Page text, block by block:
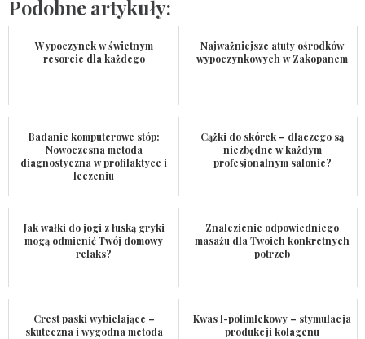
Podobne artykuły:
Wypoczynek w świetnym
resorcie dla każdego
Najważniejsze atuty ośrodków
wypoczynkowych w Zakopanem
Badanie komputerowe stóp:
Nowoczesna metoda
diagnostyczna w profilaktyce i
leczeniu
Cążki do skórek – dlaczego są
niezbędne w każdym
profesjonalnym salonie?
Jak wałki do jogi z łuską gryki
mogą odmienić Twój domowy
relaks?
Znalezienie odpowiedniego
masażu dla Twoich konkretnych
potrzeb
Crest paski wybielające –
skuteczna i wygodna metoda
Kwas l-polimlekowy – stymulacja
produkcji kolagenu